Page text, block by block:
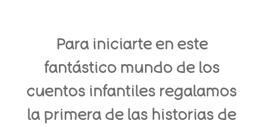
Para iniciarte en este
fantástico mundo de los
cuentos infantiles regalamos
la primera de las historias de